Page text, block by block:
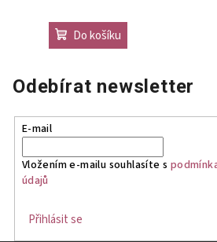
Do košíku
Odebírat newsletter
E-mail
Vložením e-mailu souhlasíte s
údajů
Přihlásit se